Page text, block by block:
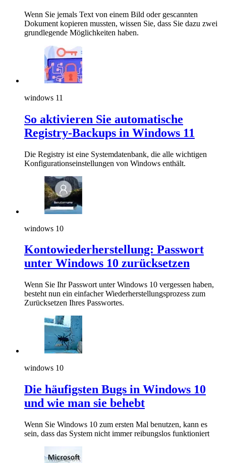
Wenn Sie jemals Text von einem Bild oder gescannten
Dokument kopieren mussten, wissen Sie, dass Sie dazu zwei
grundlegende Möglichkeiten haben.
windows 11
So aktivieren Sie automatische
Registry-Backups in Windows 11
Die Registry ist eine Systemdatenbank, die alle wichtigen
Konfigurationseinstellungen von Windows enthält.
windows 10
Kontowiederherstellung: Passwort
unter Windows 10 zurücksetzen
Wenn Sie Ihr Passwort unter Windows 10 vergessen haben,
besteht nun ein einfacher Wiederherstellungsprozess zum
Zurücksetzen Ihres Passwortes.
windows 10
Die häufigsten Bugs in Windows 10
und wie man sie behebt
Wenn Sie Windows 10 zum ersten Mal benutzen, kann es
sein, dass das System nicht immer reibungslos funktioniert